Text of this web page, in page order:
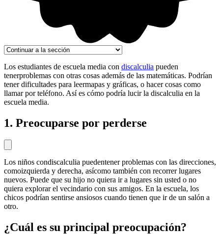
Los estudiantes de escuela media con discalculia pueden
tenerproblemas con otras cosas además de las matemáticas. Podrían
tener dificultades para leermapas y gráficas, o hacer cosas como
llamar por teléfono. Así es cómo podría lucir la discalculia en la
escuela media.
1. Preocuparse por perderse
Los niños condiscalculia puedentener problemas con las direcciones,
comoizquierda y derecha, asícomo también con recorrer lugares
nuevos. Puede que su hijo no quiera ir a lugares sin usted o no
quiera explorar el vecindario con sus amigos. En la escuela, los
chicos podrían sentirse ansiosos cuando tienen que ir de un salón a
otro.
¿Cuál es su principal preocupación?